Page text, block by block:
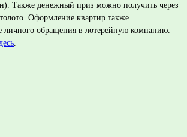
Также денежный приз можно получить через
Оформление квартир также
личного обращения в лотерейную компанию.
.